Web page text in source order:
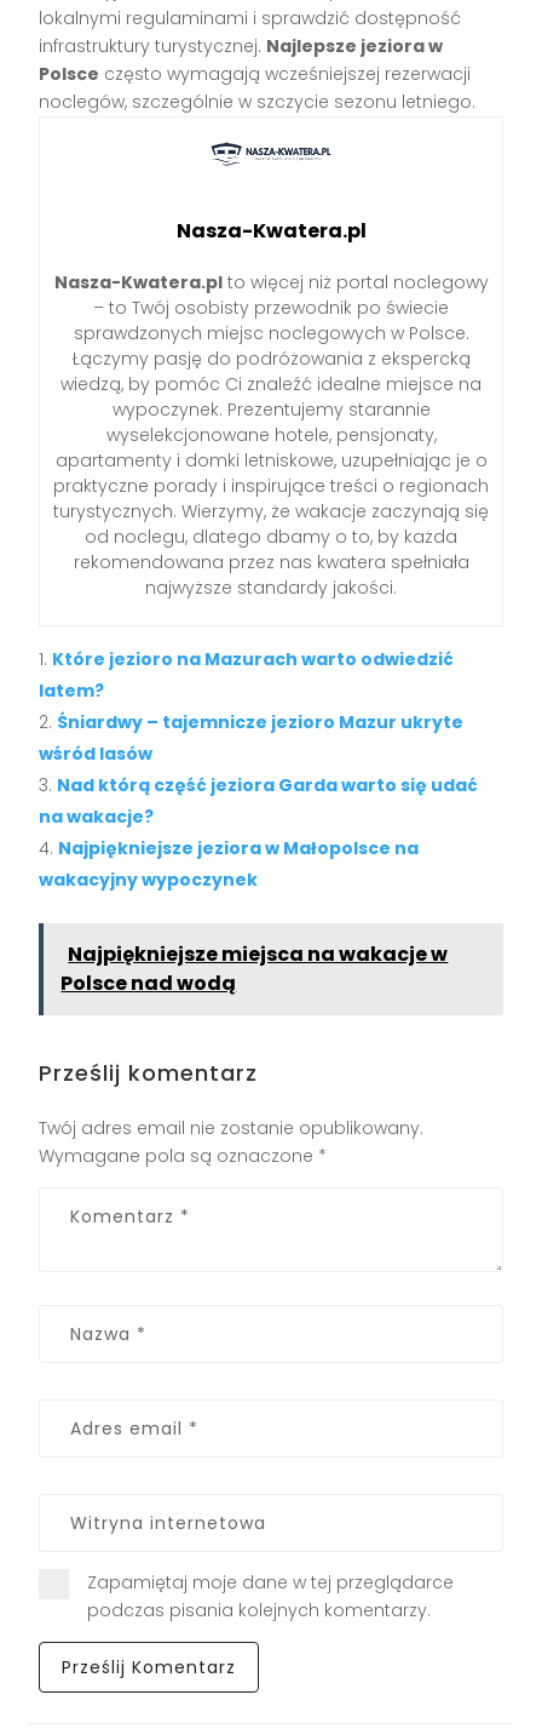
lokalnymi regulaminami i sprawdzić dostępność
infrastruktury turystycznej. Najlepsze jeziora w
Polsce często wymagają wcześniejszej rezerwacji
noclegów, szczególnie w szczycie sezonu letniego.
Nasza-Kwatera.pl
Nasza-Kwatera.plto więcej niż portal noclegowy
– to Twój osobisty przewodnik po świecie
sprawdzonych miejsc noclegowych w Polsce.
Łączymy pasję do podróżowania z ekspercką
wiedzą, by pomóc Ci znaleźć idealne miejsce na
wypoczynek. Prezentujemy starannie
wyselekcjonowane hotele, pensjonaty,
apartamenty i domki letniskowe, uzupełniając je o
praktyczne porady i inspirujące treści o regionach
turystycznych. Wierzymy, że wakacje zaczynają się
od noclegu, dlatego dbamy o to, by każda
rekomendowana przez nas kwatera spełniała
najwyższe standardy jakości.
Które jezioro na Mazurach warto odwiedzić
latem?
Śniardwy – tajemnicze jezioro Mazur ukryte
wśród lasów
Nad którą część jeziora Garda warto się udać
na wakacje?
Najpiękniejsze jeziora w Małopolsce na
wakacyjny wypoczynek
Najpiękniejsze miejsca na wakacje w
Polsce nad wodą
Prześlij komentarz
Twój adres email nie zostanie opublikowany.
Wymagane pola są oznaczone *
Zapamiętaj moje dane w tej przeglądarce
podczas pisania kolejnych komentarzy.